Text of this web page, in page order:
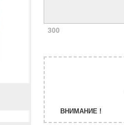
300
ВНИМАНИЕ !